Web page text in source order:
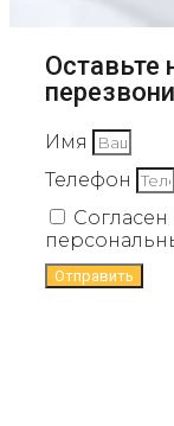
Имя
Телефон
Согласен
Отправить